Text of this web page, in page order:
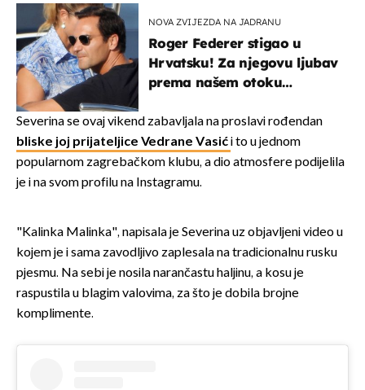
NOVA ZVIJEZDA NA JADRANU
Roger Federer stigao u
Hrvatsku! Za njegovu ljubav
prema našem otoku
Hrvat
Severina se ovaj vikend zabavljala na proslavi rođendan
bliske joj prijateljice Vedrane Vasići to u jednom
popularnom zagrebačkom klubu, a dio atmosfere podijelila
je i na svom profilu na Instagramu.
"Kalinka Malinka", napisala je Severina uz objavljeni video u
kojem je i sama zavodljivo zaplesala na tradicionalnu rusku
pjesmu. Na sebi je nosila narančastu haljinu, a kosu je
raspustila u blagim valovima, za što je dobila brojne
komplimente.